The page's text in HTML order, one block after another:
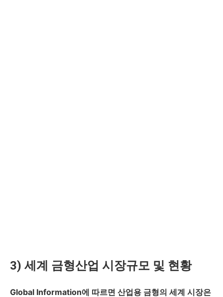
3) 세계 금형산업 시장규모 및 현황
Global Information에 따르면 산업용 금형의 세계 시장은